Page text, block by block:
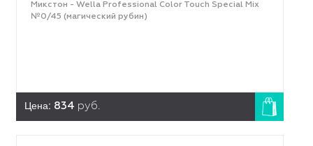
Микстон - Wella Professional Color Touch Special Mix
№0/45 (магический рубин)
Цена: 834 руб.